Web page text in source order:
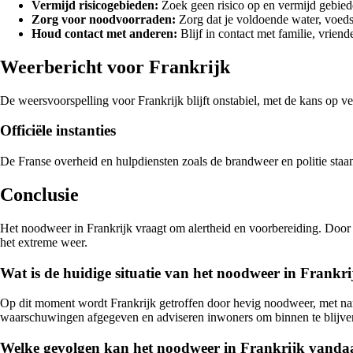
Vermijd risicogebieden: Zoek geen risico op en vermijd
Zorg voor noodvoorraden: Zorg dat je voldoende water,
Houd contact met anderen: Blijf in contact met familie,
Weerbericht voor Frankrijk
De weersvoorspelling voor Frankrijk blijft onstabiel, met de kans op
Officiële instanties
De Franse overheid en hulpdiensten zoals de brandweer en politie
Conclusie
Het noodweer in Frankrijk vraagt om alertheid en voorbereiding. Door
het extreme weer.
Wat is de huidige situatie van het noodweer in
Op dit moment wordt Frankrijk getroffen door hevig noodweer, met
waarschuwingen afgegeven en adviseren inwoners om binnen te
Welke gevolgen kan het noodweer in Frankrijk